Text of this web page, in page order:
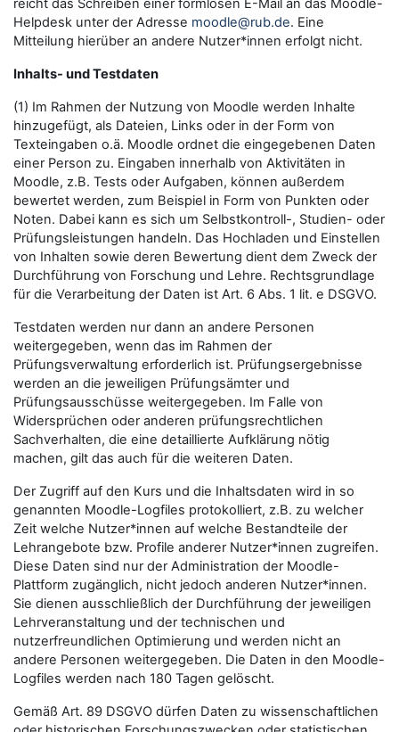
reicht das Schreiben einer formlosen E-Mail an das Moodle-
Helpdesk unter der Adresse moodle@rub.de. Eine
Mitteilung hierüber an andere Nutzer*innen erfolgt nicht.
Inhalts- und Testdaten
(1) Im Rahmen der Nutzung von Moodle werden Inhalte
hinzugefügt, als Dateien, Links oder in der Form von
Texteingaben o.ä. Moodle ordnet die eingegebenen Daten
einer Person zu. Eingaben innerhalb von Aktivitäten in
Moodle, z.B. Tests oder Aufgaben, können außerdem
bewertet werden, zum Beispiel in Form von Punkten oder
Noten. Dabei kann es sich um Selbstkontroll-, Studien- oder
Prüfungsleistungen handeln. Das Hochladen und Einstellen
von Inhalten sowie deren Bewertung dient dem Zweck der
Durchführung von Forschung und Lehre. Rechtsgrundlage
für die Verarbeitung der Daten ist Art. 6 Abs. 1 lit. e DSGVO.
Testdaten werden nur dann an andere Personen
weitergegeben, wenn das im Rahmen der
Prüfungsverwaltung erforderlich ist. Prüfungsergebnisse
werden an die jeweiligen Prüfungsämter und
Prüfungsausschüsse weitergegeben. Im Falle von
Widersprüchen oder anderen prüfungsrechtlichen
Sachverhalten, die eine detaillierte Aufklärung nötig
machen, gilt das auch für die weiteren Daten.
Der Zugriff auf den Kurs und die Inhaltsdaten wird in so
genannten Moodle-Logfiles protokolliert, z.B. zu welcher
Zeit welche Nutzer*innen auf welche Bestandteile der
Lehrangebote bzw. Profile anderer Nutzer*innen zugreifen.
Diese Daten sind nur der Administration der Moodle-
Plattform zugänglich, nicht jedoch anderen Nutzer*innen.
Sie dienen ausschließlich der Durchführung der jeweiligen
Lehrveranstaltung und der technischen und
nutzerfreundlichen Optimierung und werden nicht an
andere Personen weitergegeben. Die Daten in den Moodle-
Logfiles werden nach 180 Tagen gelöscht.
Gemäß Art. 89 DSGVO dürfen Daten zu wissenschaftlichen